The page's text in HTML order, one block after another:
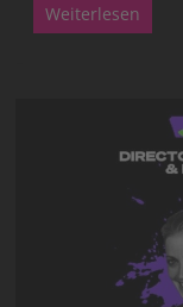
Weiterlesen